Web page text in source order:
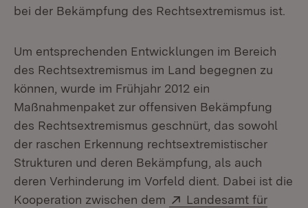
bei der Bekämpfung des Rechtsextremismus ist.
Um entsprechenden Entwicklungen im Bereich
des Rechtsextremismus im Land begegnen zu
können, wurde im Frühjahr 2012 ein
Maßnahmenpaket zur offensiven Bekämpfung
des Rechtsextremismus geschnürt, das sowohl
der raschen Erkennung rechtsextremistischer
Strukturen und deren Bekämpfung, als auch
deren Verhinderung im Vorfeld dient. Dabei ist die
Kooperation zwischen dem
Extern:
Landesamt für